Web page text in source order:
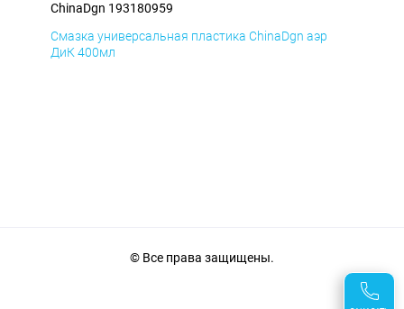
ChinaDgn 193180959
Смазка универсальная пластика ChinaDgn аэр
ДиК 400мл
© Все права защищены.